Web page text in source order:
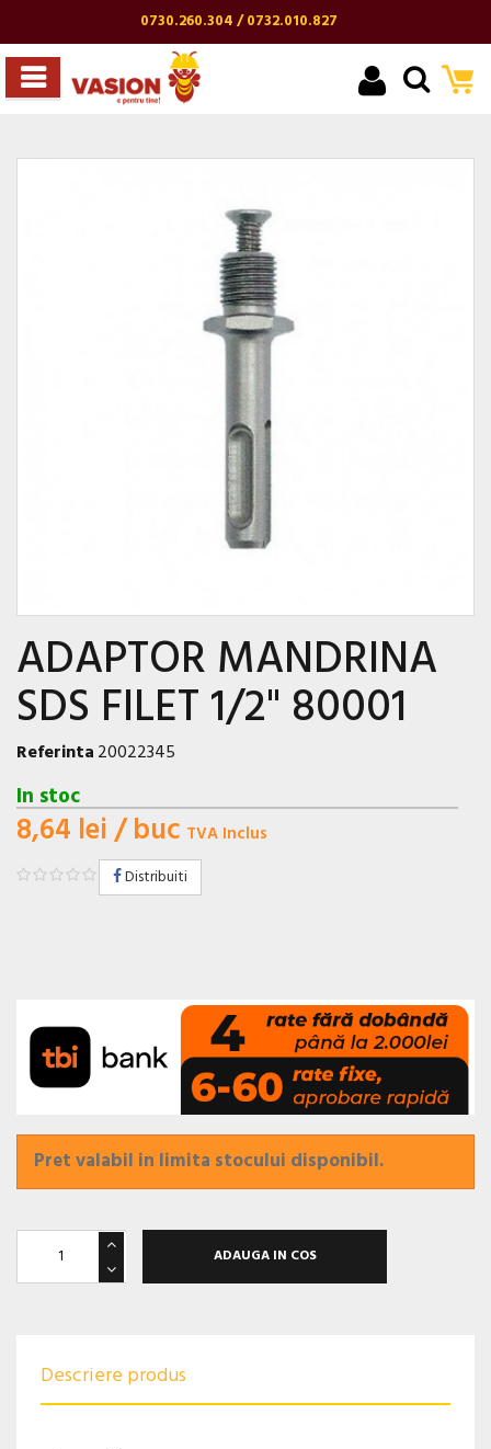
0730.260.304 / 0732.010.827
ADAPTOR MANDRINA
SDS FILET 1/2" 80001
Referinta20022345
In stoc
8,64 lei/ buc TVA Inclus
Distribuiti
Pret valabil in limita stocului disponibil.
ADAUGA IN COS
Descriere produs